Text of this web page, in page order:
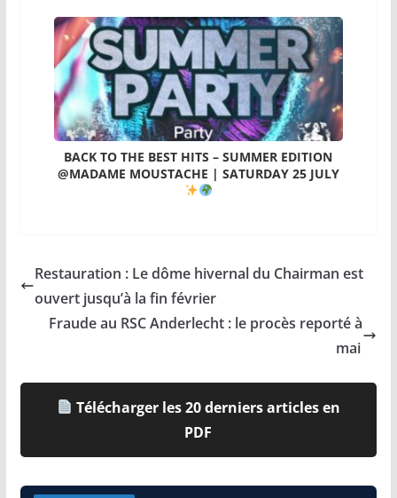
BACK TO THE BEST HITS – SUMMER EDITION
@MADAME MOUSTACHE | SATURDAY 25 JULY
Restauration : Le dôme hivernal du Chairman est
ouvert jusqu’à la fin février
Fraude au RSC Anderlecht : le procès reporté à
mai
Télécharger les 20 derniers articles en
PDF